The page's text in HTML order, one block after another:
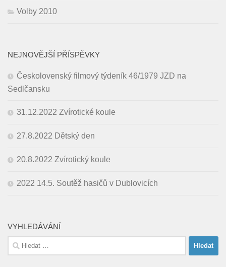
Volby 2010
NEJNOVĚJŠÍ PŘÍSPĚVKY
Českolovenský filmový týdeník 46/1979 JZD na
Sedlčansku
31.12.2022 Zvírotické koule
27.8.2022 Dětský den
20.8.2022 Zvírotický koule
2022 14.5. Soutěž hasičů v Dublovicích
VYHLEDÁVÁNÍ
Vyhledávání